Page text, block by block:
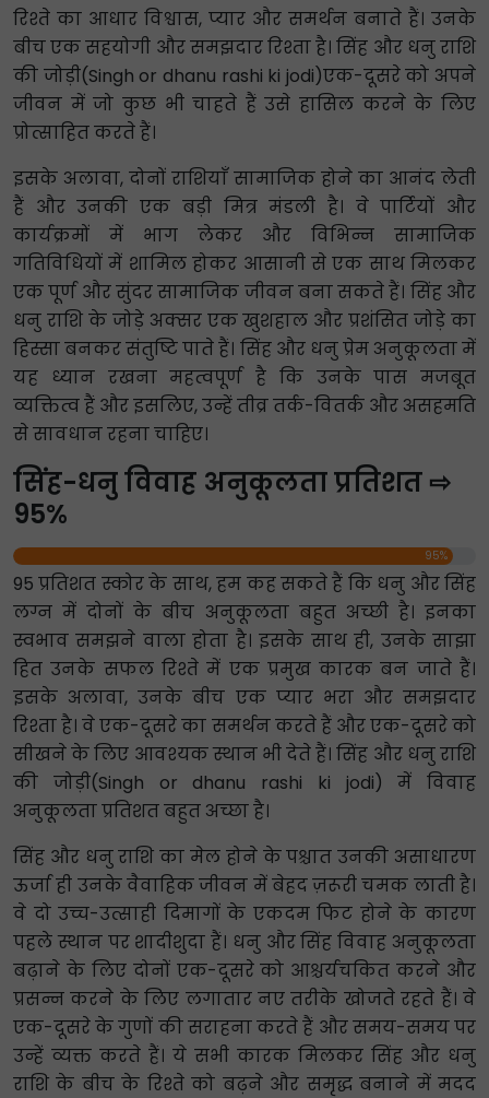
रिश्ते का आधार विश्वास, प्यार और समर्थन बनाते हैं। उनके
बीच एक सहयोगी और समझदार रिश्ता है। सिंह और धनु राशि
की जोड़ी(Singh or dhanu rashi ki jodi)एक-दूसरे को अपने
जीवन में जो कुछ भी चाहते हैं उसे हासिल करने के लिए
प्रोत्साहित करते हैं।
इसके अलावा, दोनों राशियाँ सामाजिक होने का आनंद लेती
हैं और उनकी एक बड़ी मित्र मंडली है। वे पार्टियों और
कार्यक्रमों में भाग लेकर और विभिन्न सामाजिक
गतिविधियों में शामिल होकर आसानी से एक साथ मिलकर
एक पूर्ण और सुंदर सामाजिक जीवन बना सकते हैं। सिंह और
धनु राशि के जोड़े अक्सर एक खुशहाल और प्रशंसित जोड़े का
हिस्सा बनकर संतुष्टि पाते हैं। सिंह और धनु प्रेम अनुकूलता में
यह ध्यान रखना महत्वपूर्ण है कि उनके पास मजबूत
व्यक्तित्व हैं और इसलिए, उन्हें तीव्र तर्क-वितर्क और असहमति
से सावधान रहना चाहिए।
सिंह-धनु विवाह अनुकूलता प्रतिशत ⇨
95%
95%
95 प्रतिशत स्कोर के साथ, हम कह सकते हैं कि धनु और सिंह
लग्न में दोनों के बीच अनुकूलता बहुत अच्छी है। इनका
स्वभाव समझने वाला होता है। इसके साथ ही, उनके साझा
हित उनके सफल रिश्ते में एक प्रमुख कारक बन जाते हैं।
इसके अलावा, उनके बीच एक प्यार भरा और समझदार
रिश्ता है। वे एक-दूसरे का समर्थन करते हैं और एक-दूसरे को
सीखने के लिए आवश्यक स्थान भी देते हैं। सिंह और धनु राशि
की जोड़ी(Singh or dhanu rashi ki jodi) में विवाह
अनुकूलता प्रतिशत बहुत अच्छा है।
सिंह और धनु राशि का मेल होने के पश्चात उनकी असाधारण
ऊर्जा ही उनके वैवाहिक जीवन में बेहद ज़रूरी चमक लाती है।
वे दो उच्च-उत्साही दिमागों के एकदम फिट होने के कारण
पहले स्थान पर शादीशुदा हैं। धनु और सिंह विवाह अनुकूलता
बढ़ाने के लिए दोनों एक-दूसरे को आश्चर्यचकित करने और
प्रसन्न करने के लिए लगातार नए तरीके खोजते रहते हैं। वे
एक-दूसरे के गुणों की सराहना करते हैं और समय-समय पर
उन्हें व्यक्त करते हैं। ये सभी कारक मिलकर सिंह और धनु
राशि के बीच के रिश्ते को बढ़ने और समृद्ध बनाने में मदद